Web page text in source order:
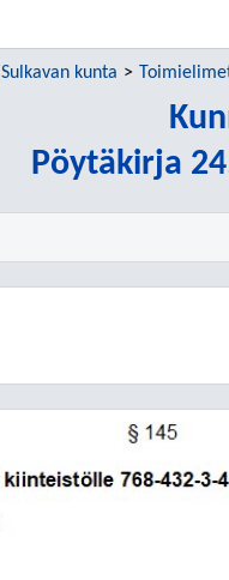
Sulkavan kunta
Pöytäkirja